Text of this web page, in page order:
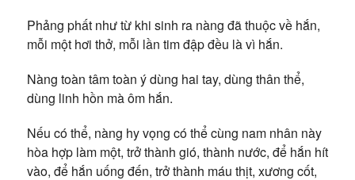
Phảng phất như từ khi sinh ra nàng đã thuộc về hắn,
mỗi một hơi thở, mỗi lần tim đập đều là vì hắn.
Nàng toàn tâm toàn ý dùng hai tay, dùng thân thể,
dùng linh hồn mà ôm hắn.
Nếu có thể, nàng hy vọng có thể cùng nam nhân này
hòa hợp làm một, trở thành gió, thành nước, để hắn hít
vào, để hắn uống đến, trở thành máu thịt, xương cốt,